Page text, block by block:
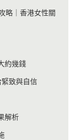
略｜香港女性關
約幾錢
致與自信
解析